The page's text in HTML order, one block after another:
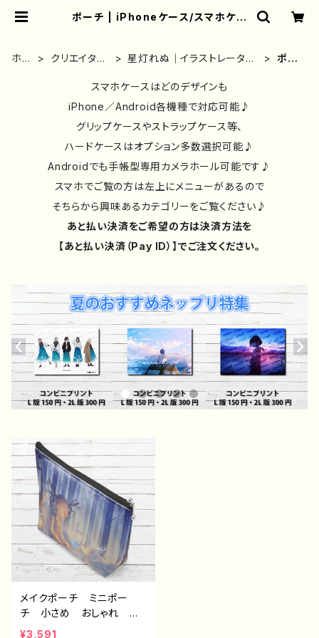
ポーチ | iPhoneケース/スマホケー
アリうさ
ホー
クリエイター
星灯れぬ｜イラストレーター
ポー
スマホケースはどのデザインも
iPhone／Android各機種で対応可能♪
グリップケースやストラップケース等、
ハードケースはオプション多数選択可能♪
Androidでも手帳型専用カメラホール可能です♪
スマホでご覧の方は左上にメニューがあるので
そちらから興味あるカテゴリーをご覧ください♪
あと払い決済をご希望の方は決済方法を
【あと払い決済（Pay ID）】でご注文ください。
メイクポーチ ミニポー
チ 小さめ おしゃれ か
わいい イラスト 男の
¥3,591